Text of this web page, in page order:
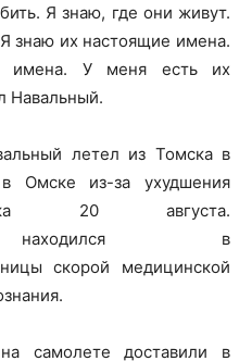
Я знаю, где они живут.
знаю их настоящие имена.
имена. У меня есть их
Навальный.
летел из Томска в
Омске из-за ухудшения
20 августа.
находился в
скорой медицинской
самолете доставили в